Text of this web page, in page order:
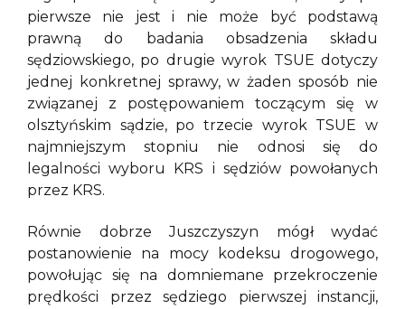
pierwsze nie jest i nie może być podstawą
prawną do badania obsadzenia składu
sędziowskiego, po drugie wyrok TSUE dotyczy
jednej konkretnej sprawy, w żaden sposób nie
związanej z postępowaniem toczącym się w
olsztyńskim sądzie, po trzecie wyrok TSUE w
najmniejszym stopniu nie odnosi się do
legalności wyboru KRS i sędziów powołanych
przez KRS.
Równie dobrze Juszczyszyn mógł wydać
postanowienie na mocy kodeksu drogowego,
powołując się na domniemane przekroczenie
prędkości przez sędziego pierwszej instancji,